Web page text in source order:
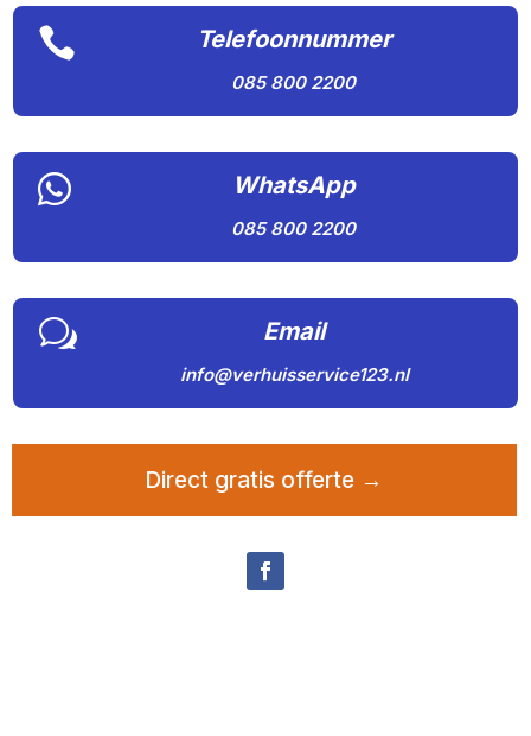
 Telefoonnummer
085 800 2200
 WhatsApp
085 800 2200
w Email
info@verhuisservice123.nl
Direct gratis offerte →